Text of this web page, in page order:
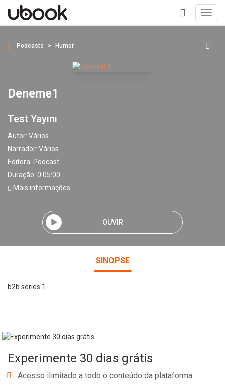
+
Podcasts Humor
Deneme1
Test Yayını
Autor: Vários
Narrador: Vários
Editora: Podcast
Duração: 0:05:00
Mais informações
OUVIR
SINOPSE
b2b series 1
Experimente 30 dias grátis
Acesso ilimitado a todo o conteúdo da plataforma.